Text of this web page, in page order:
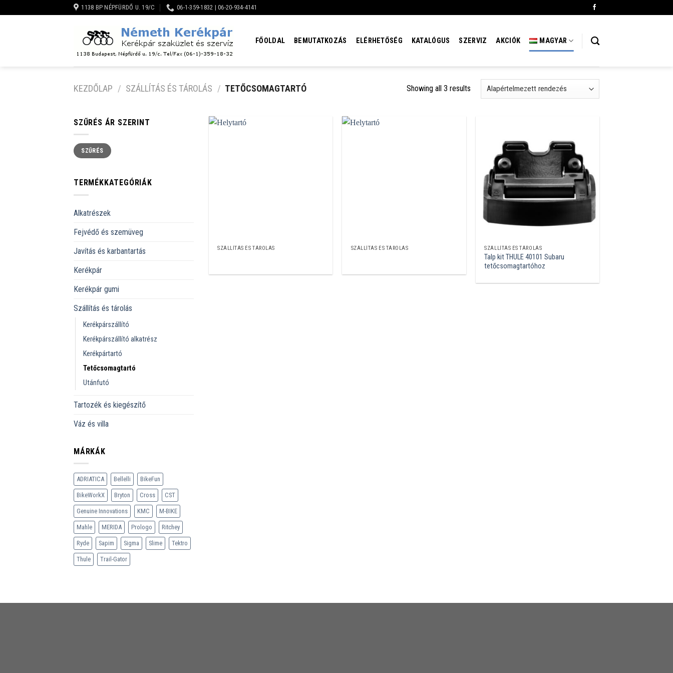
to
1138 BP NÉPFÜRDŐ U. 19/C 06-1-359-1832 | 06-20-934-4141
FŐOLDAL BEMUTATKOZÁS ELÉRHETŐSÉG KATALÓGUS SZERVIZ AKCIÓK MAGYAR
KEZDŐLAP / SZÁLLÍTÁS ÉS TÁROLÁS / TETŐCSOMAGTARTÓ Showing all 3 results
SZŰRÉS ÁR SZERINT
Min
ár
Max
ár
SZŰRÉS
TERMÉKKATEGÓRIÁK
Alkatrészek
Fejvédő és szemüveg
Javítás és karbantartás
Kerékpár
Kerékpár gumi
Szállítás és tárolás
Kerékpárszállító
Kerékpárszállító alkatrész
Kerékpártartó
Tetőcsomagtartó
Utánfutó
Tartozék és kiegészítő
Váz és villa
MÁRKÁK
ADRIATICA Bellelli BikeFun
BikeWorkX Bryton Cross CST
Genuine Innovations KMC M-BIKE
Mahle MERIDA Prologo Ritchey
Ryde Sapim Sigma Slime Tektro
Thule Trail-Gator
SZÁLLÍTÁS ÉS TÁROLÁS SZÁLLÍTÁS ÉS TÁROLÁS SZÁLLÍTÁS ÉS TÁROLÁS
Talp kit THULE 40101 Subaru
tetőcsomagtartóhoz